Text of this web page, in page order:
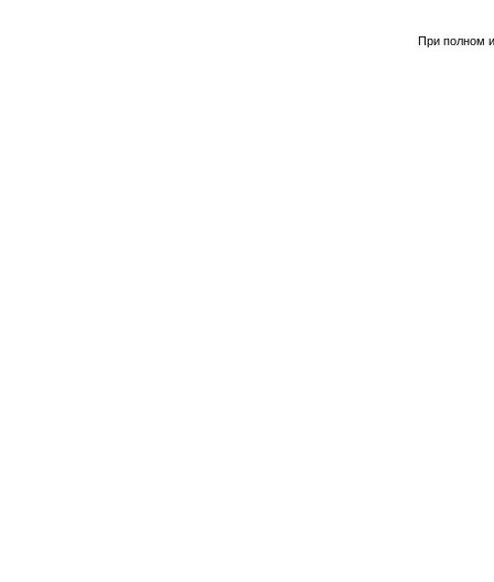
При полном